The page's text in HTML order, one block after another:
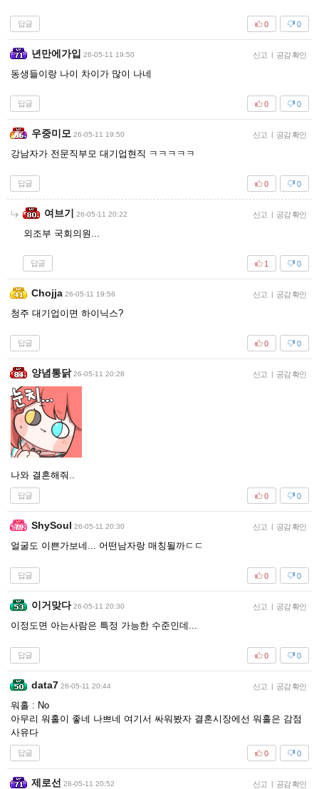
답글 0
0
년만에가입 26-05-11 19:50 신고 | 공감 확인
동생들이랑 나이 차이가 많이 나네
답글 0
0
우중미모 26-05-11 19:50 신고 | 공감 확인
강남자가 전문직부모 대기업현직 ㅋㅋㅋㅋㅋ
답글 0
0
여브기 26-05-11 20:22 신고 | 공감 확인
외조부 국회의원...
답글 0
1
Chojja 26-05-11 19:56 신고 | 공감 확인
청주 대기업이면 하이닉스?
답글 0
0
양념통닭 26-05-11 20:28 신고 | 공감 확인
나와 결혼해줘..
답글 0
0
ShySoul 26-05-11 20:30 신고 | 공감 확인
얼굴도 이쁜가보네... 어떤남자랑 매칭될까ㄷㄷ
답글 0
0
이거맞다 26-05-11 20:30 신고 | 공감 확인
이정도면 아는사람은 특정 가능한 수준인데...
답글 0
0
data7 26-05-11 20:44 신고 | 공감 확인
워홀 : No
아무리 워홀이 좋네 나쁘네 여기서 싸워봤자 결혼시장에선 워홀은 감점
사유다
답글 0
0
제로선 26-05-11 20:52 신고 | 공감 확인